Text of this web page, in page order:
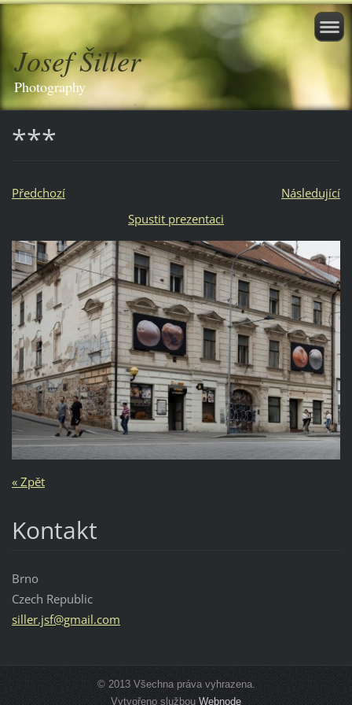
Josef Šiller
Photography
***
Předchozí
Následující
Spustit prezentaci
« Zpět
Kontakt
Brno
Czech Republic
siller.jsf@gmail.com
© 2013 Všechna práva vyhrazena.
Vytvořeno službouWebnode